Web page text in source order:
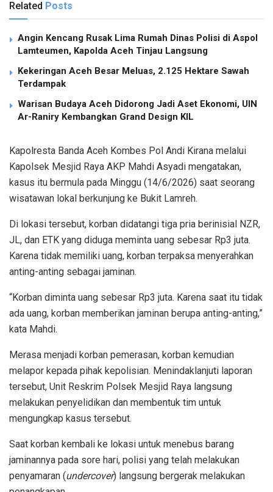
Related Posts
Angin Kencang Rusak Lima Rumah Dinas Polisi di Aspol
Lamteumen, Kapolda Aceh Tinjau Langsung
Kekeringan Aceh Besar Meluas, 2.125 Hektare Sawah
Terdampak
Warisan Budaya Aceh Didorong Jadi Aset Ekonomi, UIN
Ar-Raniry Kembangkan Grand Design KIL
Kapolresta Banda Aceh Kombes Pol Andi Kirana melalui
Kapolsek Mesjid Raya AKP Mahdi Asyadi mengatakan,
kasus itu bermula pada Minggu (14/6/2026) saat seorang
wisatawan lokal berkunjung ke Bukit Lamreh.
Di lokasi tersebut, korban didatangi tiga pria berinisial NZR,
JL, dan ETK yang diduga meminta uang sebesar Rp3 juta.
Karena tidak memiliki uang, korban terpaksa menyerahkan
anting-anting sebagai jaminan.
“Korban diminta uang sebesar Rp3 juta. Karena saat itu tidak
ada uang, korban memberikan jaminan berupa anting-anting,”
kata Mahdi.
Merasa menjadi korban pemerasan, korban kemudian
melapor kepada pihak kepolisian. Menindaklanjuti laporan
tersebut, Unit Reskrim Polsek Mesjid Raya langsung
melakukan penyelidikan dan membentuk tim untuk
mengungkap kasus tersebut.
Saat korban kembali ke lokasi untuk menebus barang
jaminannya pada sore hari, polisi yang telah melakukan
penyamaran (undercover) langsung bergerak melakukan